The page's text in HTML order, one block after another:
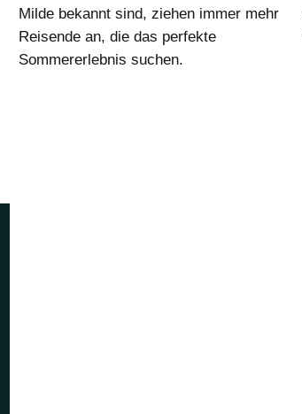
Milde bekannt sind, ziehen immer mehr
Reisende an, die das perfekte
Sommererlebnis suchen.